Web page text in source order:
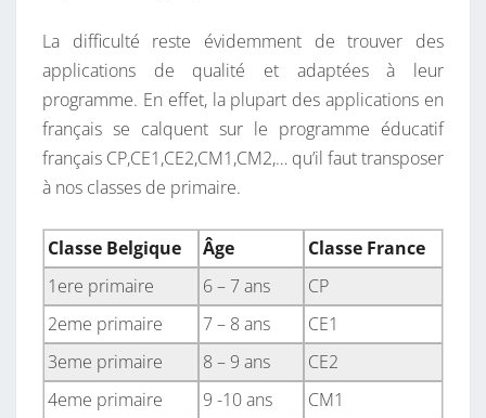
I
O
N
La difficulté reste évidemment de trouver des
applications de qualité et adaptées à leur
programme. En effet, la plupart des applications en
français se calquent sur le programme éducatif
français CP,CE1,CE2,CM1,CM2,… qu’il faut transposer
à nos classes de primaire.
Classe Belgique Âge
Classe France
1ere primaire
6 – 7 ans
CP
2eme primaire
7 – 8 ans
CE1
3eme primaire
8 – 9 ans
CE2
4eme primaire
9 -10 ans
CM1